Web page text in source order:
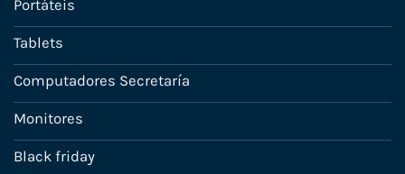
Portáteis
Tablets
Computadores Secretaría
Monitores
Black friday